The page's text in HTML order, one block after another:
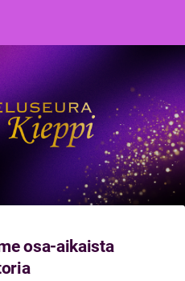
Voimisteluseura Kyrön Kieppi
osa-aikaista